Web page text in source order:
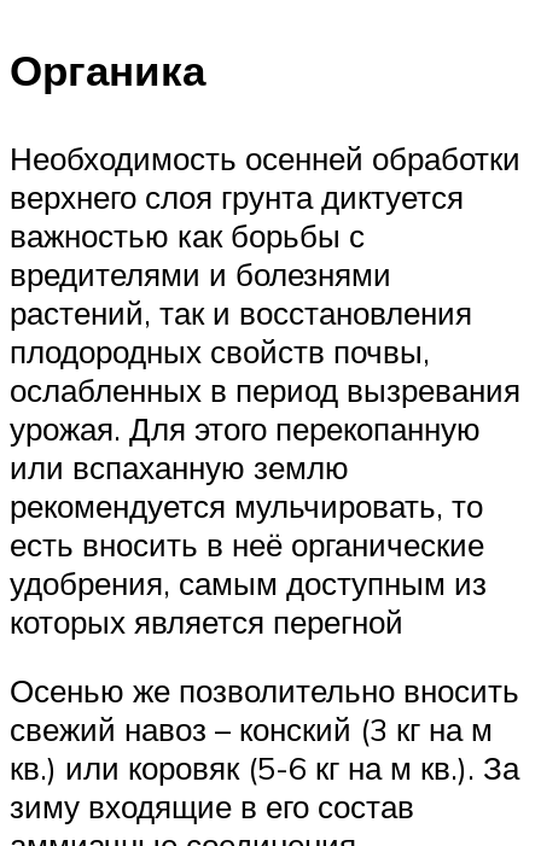
Органика
Необходимость осенней обработки
верхнего слоя грунта диктуется
важностью как борьбы с
вредителями и болезнями
растений, так и восстановления
плодородных свойств почвы,
ослабленных в период вызревания
урожая. Для этого перекопанную
или вспаханную землю
рекомендуется мульчировать, то
есть вносить в неё органические
удобрения, самым доступным из
которых является перегной
Осенью же позволительно вносить
свежий навоз – конский (3 кг на м
кв.) или коровяк (5-6 кг на м кв.). За
зиму входящие в его состав